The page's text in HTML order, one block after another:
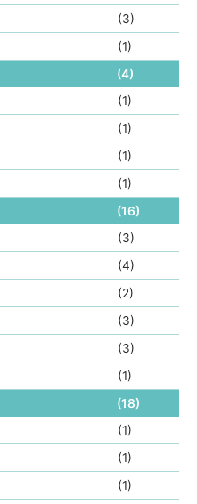
(3)
(1)
(4)
(1)
(1)
(1)
(1)
(16)
(3)
(4)
(2)
(3)
(3)
(1)
(18)
(1)
(1)
(1)